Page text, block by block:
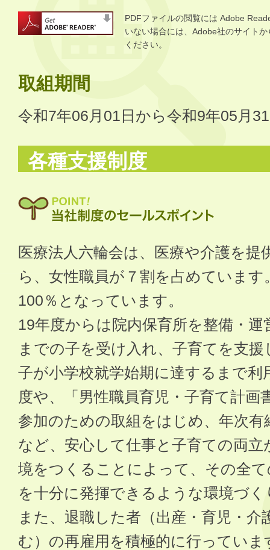
PDFファイルの閲覧には Adobe
いない場合には、Adobe社のサイト
ください。
取組期間
令和7年06月01日から令和9年05月
各種支援制度
医療法人六輪会は、医療や介護を
ら、女性職員が７割を占めていま
100％となっています。
19年度からは院内保育所を整備・
までの子を受け入れ、子育てを支
子が小学校就学始期に達するまで利
度や、「男性職員育児・子育て計画
参加のための取組をはじめ、年次
など、安心して仕事と子育ての両
境をつくることによって、その全
を十分に発揮できるような環境づ
また、退職した者（出産・育児・
む）の再雇用を積極的に行っていま